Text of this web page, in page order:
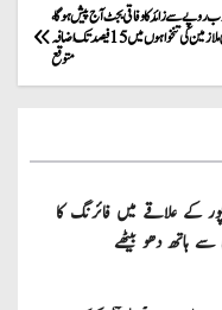
روپے سے زائد کا وفاقی بجٹ آج پیش ہوگا،
سرکاری ملازمین کی تنخواہوں میں 15 فیصد تک اضافہ
متوقع
کے علاقے میں فائرنگ کا
ہاتھ دھو بیٹھے